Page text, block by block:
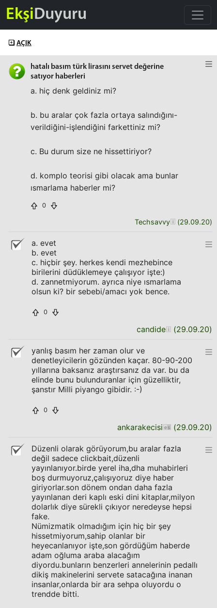
EkşiDuyuru
AÇIK
hatalı basım türk lirasını servet değerine
satıyor haberleri
a. hiç denk geldiniz mi?
b. bu aralar çok fazla ortaya salındığını-
verildiğini-işlendiğini farkettiniz mi?
c. Bu durum size ne hissettiriyor?
d. komplo teorisi gibi olacak ama bunlar
ısmarlama haberler mi?
0
Techsavvy (29.09.20)
a. evet
b. evet
c. hiçbir şey. herkes kendi mezhebince
birilerini düdüklemeye çalışıyor işte:)
d. zannetmiyorum. ayrıca niye ısmarlama
olsun ki? bir sebebi/amacı yok bence.
0
candide (29.09.20)
yanlış basım her zaman olur ve
denetleyicilerin gözünden kaçar. 80-90-200
yıllarına baksanız araştırsanız da var. bu da
elinde bunu bulunduranlar için güzelliktir,
şanstır Milli piyango gibidir. :-)
0
ankarakecisi (29.09.20)
Düzenli olarak görüyorum,bu aralar fazla
değil sadece clickbait,düzenli
yayınlanıyor.birde yerel iha,dha muhabirleri
boş durmuyoruz,çalışıyoruz diye haber
giriyorlar.son dönem ondan daha fazla
yayınlanan deri kaplı eski dini kitaplar,milyon
dolarlık diye sürekli çıkıyor neredeyse hepsi
fake.
Nümizmatik olmadığım için hiç bir şey
hissetmiyorum,sahip olanlar bir
heyecanlanıyor işte,son gördüğüm haberde
adam oğluma araba alacağım
diyordu.bunların benzerleri annelerinin pedallı
dikiş makinelerini servete satacağına inanan
insanlar,onlarda bir ara sehpa oluyordu o
trendde bitti.